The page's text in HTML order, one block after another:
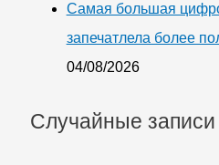
Самая большая
запечатлела более
04/08/2026
Случайные записи